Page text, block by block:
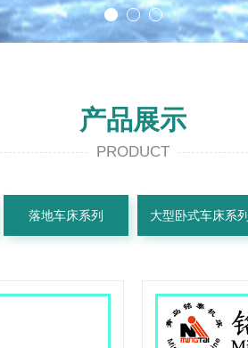
产品展示
PRODUCT
落地车床系列 大型卧式车床系列